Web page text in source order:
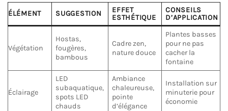
ÉLÉMENT SUGGESTION
EFFET
ESTHÉTIQUE
CONSEILS
D’APPLICATION
Végétation
Hostas,
fougères,
bambous
Cadre zen,
nature douce
Plantes basses
pour ne pas
cacher la
fontaine
Éclairage
LED
subaquatique,
spots LED
chauds
Ambiance
chaleureuse,
pointe
d’élégance
Installation sur
minuterie pour
économie